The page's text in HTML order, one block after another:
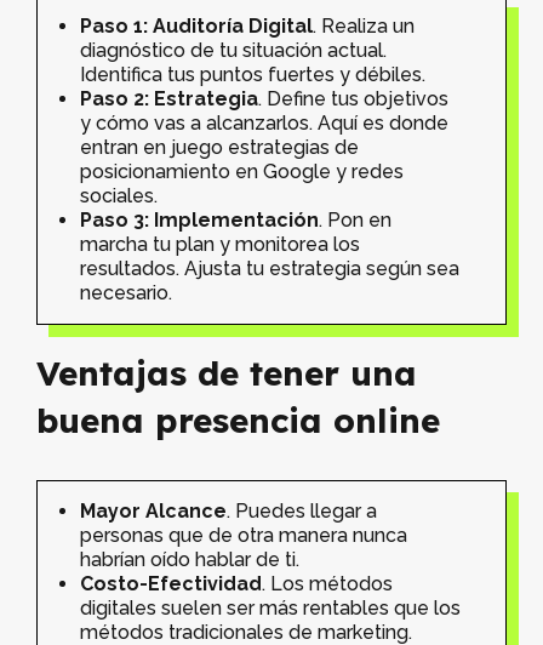
Paso 1: Auditoría Digital. Realiza un
diagnóstico de tu situación actual.
Identifica tus puntos fuertes y débiles.
Paso 2: Estrategia. Define tus objetivos
y cómo vas a alcanzarlos. Aquí es donde
entran en juego estrategias de
posicionamiento en Google y redes
sociales.
Paso 3: Implementación. Pon en
marcha tu plan y monitorea los
resultados. Ajusta tu estrategia según sea
necesario.
Ventajas de tener una
buena presencia online
Mayor Alcance. Puedes llegar a
personas que de otra manera nunca
habrían oído hablar de ti.
Costo-Efectividad. Los métodos
digitales suelen ser más rentables que los
métodos tradicionales de marketing.